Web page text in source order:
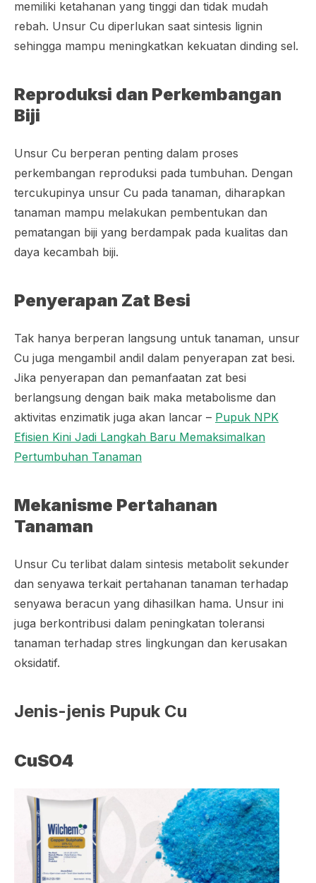
memiliki ketahanan yang tinggi dan tidak mudah
rebah. Unsur Cu diperlukan saat sintesis lignin
sehingga mampu meningkatkan kekuatan dinding sel.
Reproduksi dan Perkembangan
Biji
Unsur Cu berperan penting dalam proses
perkembangan reproduksi pada tumbuhan. Dengan
tercukupinya unsur Cu pada tanaman, diharapkan
tanaman mampu melakukan pembentukan dan
pematangan biji yang berdampak pada kualitas dan
daya kecambah biji.
Penyerapan Zat Besi
Tak hanya berperan langsung untuk tanaman, unsur
Cu juga mengambil andil dalam penyerapan zat besi.
Jika penyerapan dan pemanfaatan zat besi
berlangsung dengan baik maka metabolisme dan
aktivitas enzimatik juga akan lancar – Pupuk NPK
Efisien Kini Jadi Langkah Baru Memaksimalkan
Pertumbuhan Tanaman
Mekanisme Pertahanan
Tanaman
Unsur Cu terlibat dalam sintesis metabolit sekunder
dan senyawa terkait pertahanan tanaman terhadap
senyawa beracun yang dihasilkan hama. Unsur ini
juga berkontribusi dalam peningkatan toleransi
tanaman terhadap stres lingkungan dan kerusakan
oksidatif.
Jenis-jenis Pupuk Cu
CuSO4